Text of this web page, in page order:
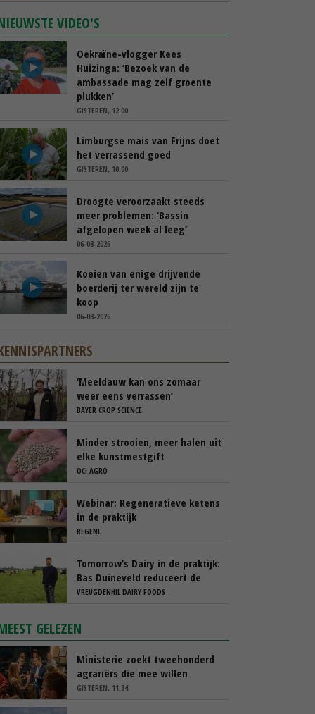
VIDEO'S
Oekraïne-vlogger Kees
Huizinga: ‘Bezoek van de
ambassade mag zelf groente
plukken’
GISTEREN, 12:00
Limburgse mais van Frijns doet
het verrassend goed
GISTEREN, 10:00
Droogte veroorzaakt steeds
meer problemen: ‘Bassin
afgelopen week al leeg’
06-08-2026
Koeien van enige drijvende
boerderij ter wereld zijn te
koop
06-08-2026
‘Meeldauw kan ons zomaar
weer eens verrassen’
BAYER CROP SCIENCE
Minder strooien, meer halen uit
elke kunstmestgift
OCI AGRO
Webinar: Regeneratieve ketens
in de praktijk
REGENL
Tomorrow’s Dairy in de praktijk:
Bas Duineveld reduceert de
footprint van melk stap voor
VREUGDENHIL DAIRY FOODS
GELEZEN
Ministerie zoekt tweehonderd
agrariërs die mee willen
denken
GISTEREN, 11:34